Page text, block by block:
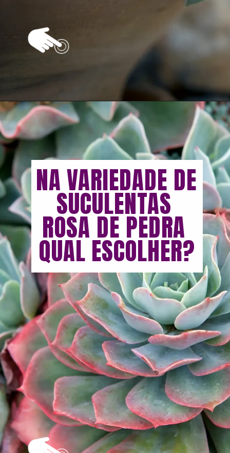
Opening https://vivendoagro.com.br/suculenta-echeveria-conheca-7-tipos-para-decorar-sua-casa.html
NA VARIEDADE DE
SUCULENTAS
ROSA DE PEDRA
QUAL ESCOLHER?